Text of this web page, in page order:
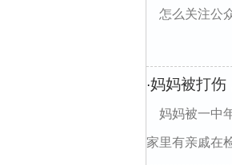
怎么关注公
·妈妈被打伤
妈妈被一中
家里有亲戚在